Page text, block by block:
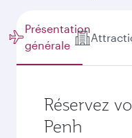
Présentation
générale
Réservez
Penh